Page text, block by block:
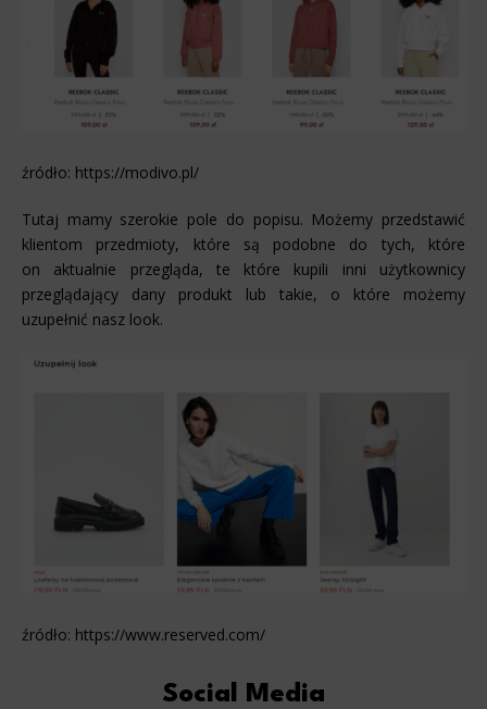
źródło: https://modivo.pl/
Tutaj mamy szerokie pole do popisu. Możemy przedstawić
klientom przedmioty, które są podobne do tych, które
on aktualnie przegląda, te które kupili inni użytkownicy
przeglądający dany produkt lub takie, o które możemy
uzupełnić nasz look.
źródło: https://www.reserved.com/
Social Media